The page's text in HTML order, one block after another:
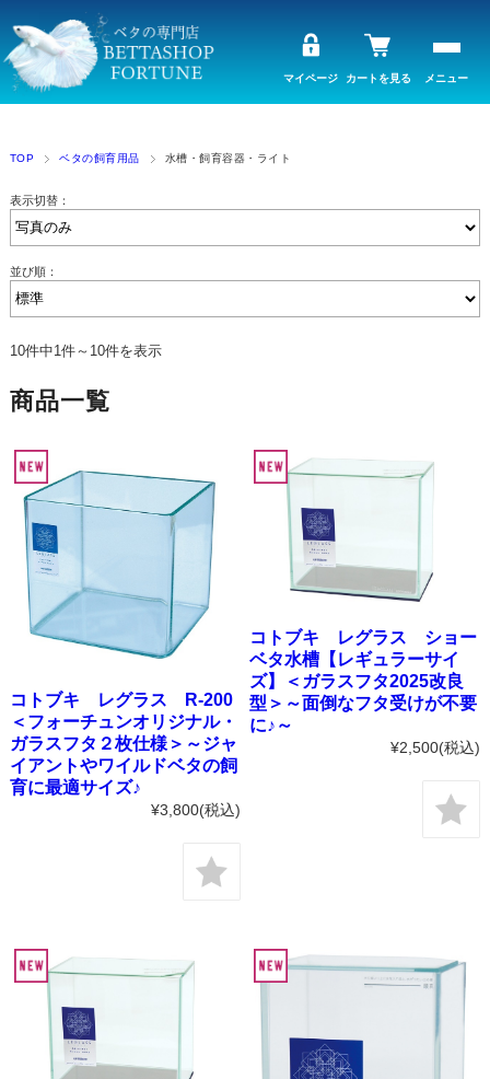
メニュー
カートを見る
マイページ
TOP ベタの飼育用品 水槽・飼育容器・ライト
表示切替：
並び順：
10件中1件～10件を表示
商品一覧
コトブキ レグラス R-200
＜フォーチュンオリジナル・
ガラスフタ２枚仕様＞～ジャ
イアントやワイルドベタの飼
育に最適サイズ♪
¥3,800(税込)
コトブキ レグラス ショー
ベタ水槽【レギュラーサイ
ズ】＜ガラスフタ2025改良
型＞～面倒なフタ受けが不要
に♪～
¥2,500(税込)